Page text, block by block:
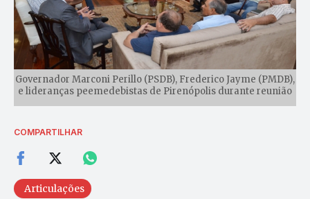
Governador Marconi Perillo (PSDB), Frederico Jayme (PMDB),
e lideranças peemedebistas de Pirenópolis durante reunião
COMPARTILHAR
Articulações